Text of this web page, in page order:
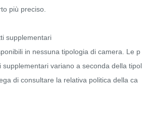
più preciso.
supplementari
in nessuna tipologia di camera. Le p
supplementari variano a seconda della tipol
di consultare la relativa politica della ca